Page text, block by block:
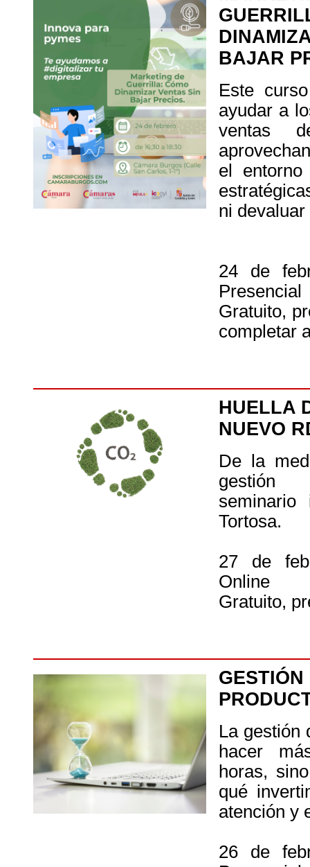
BAJAR
Este
ayudar a
ventas
el
ni
24 de
Presencial
Gratuito,
completar
HUELLA
NUEVO
De la
gestión
seminario
Tortosa.
27 de
Online
Gratuito,
La gestión
hacer
horas,
qué
atención y
26 de